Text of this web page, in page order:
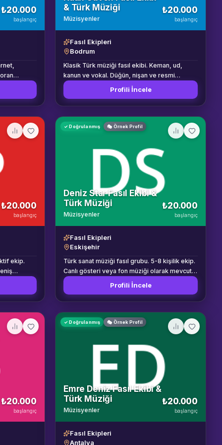
eşlik
havaları
repertuvar
artıran
otel
yönü
üç
sanat
Bu
gelin ve
ödül
göre 3 ila
fasıl
ve
müzikal
darbuka
₺20.000
başlangıç
& Türk Müziği
Müzisyenler
₺20.000
başlangıç
Fasıl Ekipleri
Bodrum
Klasik Türk müziği fasıl ekibi. Keman, ud,
kanun ve vokal. Düğün, nişan ve resmi
davetten. Bodrum ve çevresi.
Profili İncele
₺20.000
başlangıç
ekip.
✓ Doğrulanmış 🎭 Örnek Profil
Deniz Star Fasıl Ekibi &
Türk Müziği
Müzisyenler
₺20.000
başlangıç
Fasıl Ekipleri
Eskişehir
Türk sanat müziği fasıl grubu. 5-8 kişilik ekip.
Canlı gösteri veya fon müziği olarak mevcut.
Eskişehir ve çevresi.
Profili İncele
₺20.000
başlangıç
✓ Doğrulanmış 🎭 Örnek Profil
Emre Deniz Fasıl Ekibi &
Türk Müziği
Müzisyenler
₺20.000
başlangıç
Fasıl Ekipleri
Antalya